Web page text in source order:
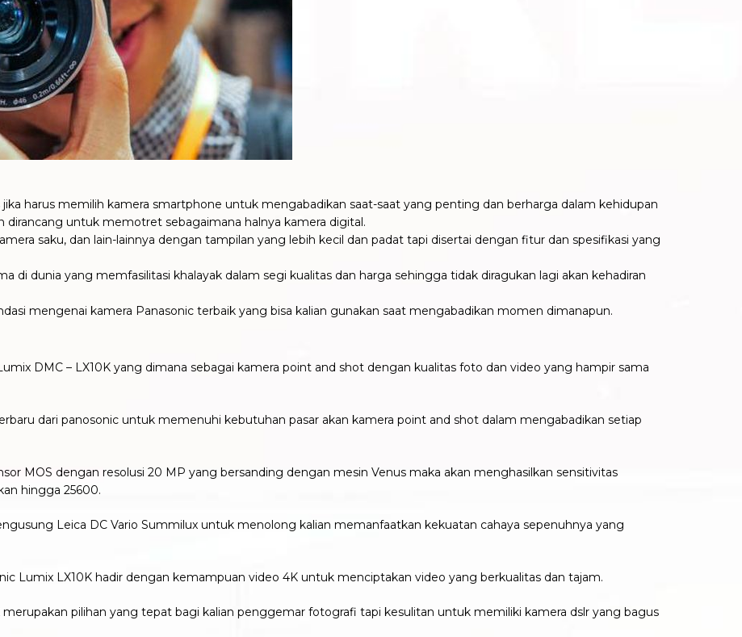
harus memilih kamera smartphone untuk mengabadikan saat-saat yang penting dan berharga dalam kehidupan
dirancang untuk memotret sebagaimana halnya kamera digital.
saku, dan lain-lainnya dengan tampilan yang lebih kecil dan padat tapi disertai dengan fitur dan spesifikasi yang
di dunia yang memfasilitasi khalayak dalam segi kualitas dan harga sehingga tidak diragukan lagi akan kehadiran
mengenai kamera Panasonic terbaik yang bisa kalian gunakan saat mengabadikan momen dimanapun.
DMC – LX10K yang dimana sebagai kamera point and shot dengan kualitas foto dan video yang hampir sama
dari panosonic untuk memenuhi kebutuhan pasar akan kamera point and shot dalam mengabadikan setiap
MOS dengan resolusi 20 MP yang bersanding dengan mesin Venus maka akan menghasilkan sensitivitas
hingga 25600.
Leica DC Vario Summilux untuk menolong kalian memanfaatkan kekuatan cahaya sepenuhnya yang
Lumix LX10K hadir dengan kemampuan video 4K untuk menciptakan video yang berkualitas dan tajam.
merupakan pilihan yang tepat bagi kalian penggemar fotografi tapi kesulitan untuk memiliki kamera dslr yang bagus